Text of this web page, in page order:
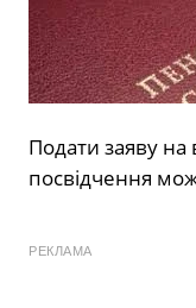
Подати заяву на
посвідчення
РЕКЛАМА